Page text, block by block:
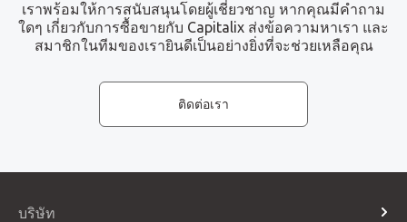
เราพร้อมให้การสนับสนุนโดยผู้เชี่ยวชาญ หากคุณมีคำถาม
ใดๆ เกี่ยวกับการซื้อขายกับ Capitalix ส่งข้อความหาเรา และ
สมาชิกในทีมของเรายินดีเป็นอย่างยิ่งที่จะช่วยเหลือคุณ
ติดต่อเรา
บริษัท